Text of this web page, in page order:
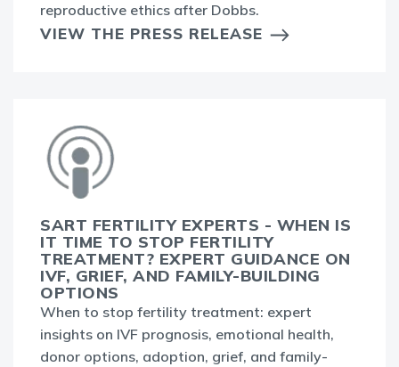
reproductive ethics after Dobbs.
VIEW THE PRESS RELEASE
SART FERTILITY EXPERTS - WHEN IS
IT TIME TO STOP FERTILITY
TREATMENT? EXPERT GUIDANCE ON
IVF, GRIEF, AND FAMILY-BUILDING
OPTIONS
When to stop fertility treatment: expert
insights on IVF prognosis, emotional health,
donor options, adoption, grief, and family-